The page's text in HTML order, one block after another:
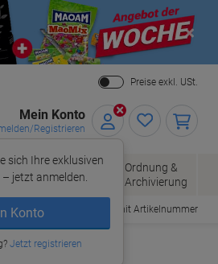
Close
Preise exkl. USt.
Mein Konto
Registrieren
sich Ihre exklusiven
jetzt anmelden.
Konto
Jetzt registrieren
Bürobedarf
Ordnung &
Archivierung
Bestellen mit Artikelnummer